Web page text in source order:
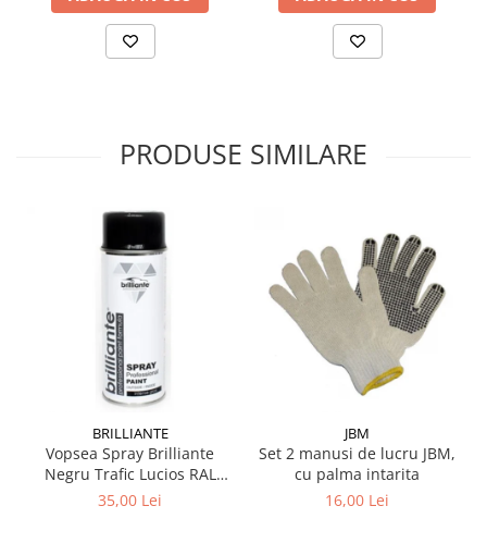
PRODUSE SIMILARE
BRILLIANTE
Vopsea Spray Brilliante
Negru Trafic Lucios RAL
9017 400 ml
35,00 Lei
JBM
Set 2 manusi de lucru JBM,
cu palma intarita
16,00 Lei